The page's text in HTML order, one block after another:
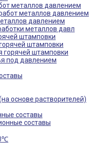
металлов давлением
металлов давлением
давлением
металлов давл
штамповки
штамповки
горячей штамповки
под давлением
основе растворителей)
составы
составы